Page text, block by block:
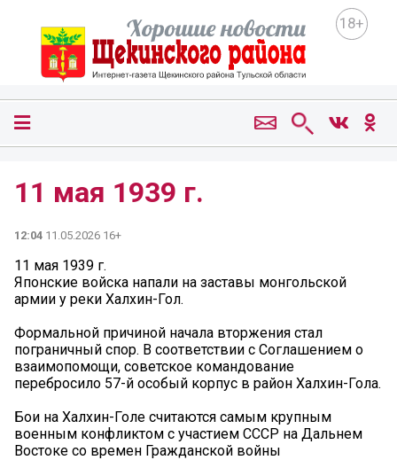
18+
11 мая 1939 г.
12:04 11.05.2026 16+
11 мая 1939 г.
Японские войска напали на заставы монгольской
армии у реки Халхин-Гол.
Формальной причиной начала вторжения стал
пограничный спор. В соответствии с Соглашением о
взаимопомощи, советское командование
перебросило 57-й особый корпус в район Халхин-Гола.
Бои на Халхин-Голе считаются самым крупным
военным конфликтом с участием СССР на Дальнем
Востоке со времен Гражданской войны